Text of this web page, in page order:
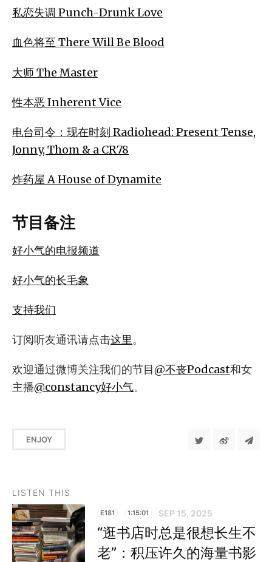
私恋失调 Punch-Drunk Love
血色将至 There Will Be Blood
大师 The Master
性本恶 Inherent Vice
电台司令：现在时刻 Radiohead: Present Tense,
Jonny, Thom & a CR78
炸药屋 A House of Dynamite
节目备注
好小气的电报频道
好小气的长毛象
支持我们
订阅听友通讯请点击这里。
欢迎通过微博关注我们的节目@不丧Podcast和女
主播@constancy好小气。
ENJOY
LISTEN THIS
E181 1:15:01 SEP 15, 2025
“逛书店时总是很想长生不
老”：积压许久的海量书影